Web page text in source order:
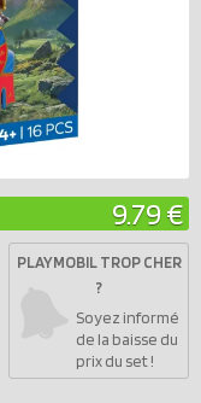
9.79 €
PLAYMOBIL TROP CHER
?
Soyez informé
de la baisse du
prix du set !